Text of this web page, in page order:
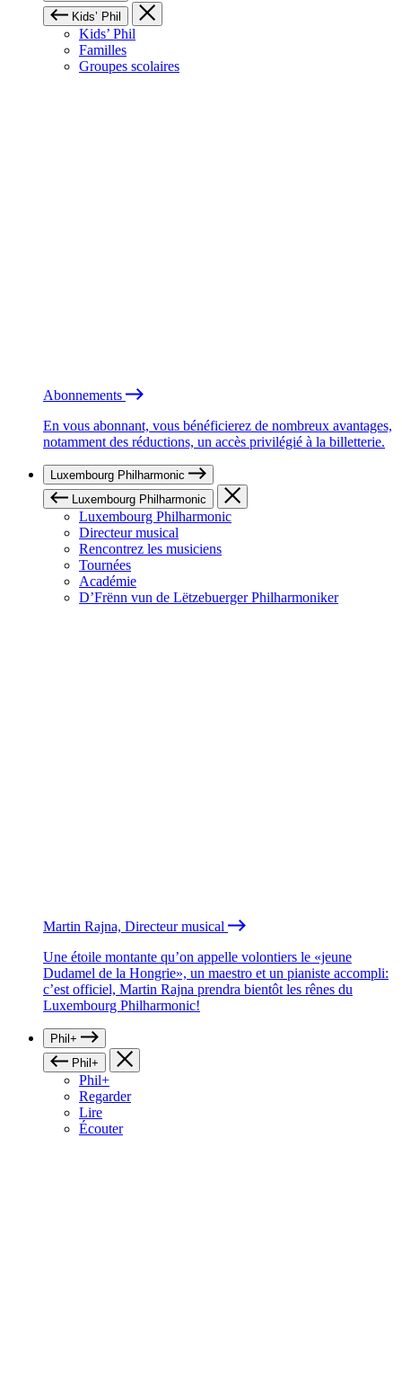
Kids’ Phil
Kids’ Phil
Familles
Groupes scolaires
Abonnements
En vous abonnant, vous bénéficierez de nombreux avantages,
notamment des réductions, un accès privilégié à la billetterie.
Luxembourg Philharmonic
Luxembourg Philharmonic
Luxembourg Philharmonic
Directeur musical
Rencontrez les musiciens
Tournées
Académie
D’Frënn vun de Lëtzebuerger Philharmoniker
Martin Rajna, Directeur musical
Une étoile montante qu’on appelle volontiers le «jeune
Dudamel de la Hongrie», un maestro et un pianiste accompli:
c’est officiel, Martin Rajna prendra bientôt les rênes du
Luxembourg Philharmonic!
Phil+
Phil+
Phil+
Regarder
Lire
Écouter